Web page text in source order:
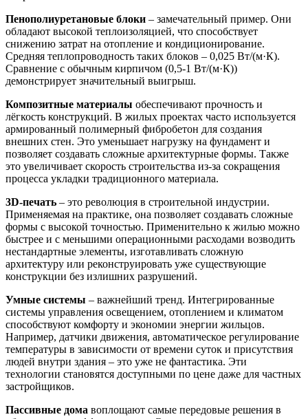
Пенополиуретановые блоки – замечательный пример. Они
обладают высокой теплоизоляцией, что способствует
снижению затрат на отопление и кондиционирование.
Средняя теплопроводность таких блоков – 0,025 Вт/(м·К).
Сравнение с обычным кирпичом (0,5-1 Вт/(м·К))
демонстрирует значительный выигрыш.
Композитные материалы обеспечивают прочность и
лёгкость конструкций. В жилых проектах часто используется
армированный полимерный фибробетон для создания
внешних стен. Это уменьшает нагрузку на фундамент и
позволяет создавать сложные архитектурные формы. Также
это увеличивает скорость строительства из-за сокращения
процесса укладки традиционного материала.
3D-печать – это революция в строительной индустрии.
Применяемая на практике, она позволяет создавать сложные
формы с высокой точностью. Применительно к жилью можно
быстрее и с меньшими операционными расходами возводить
нестандартные элементы, изготавливать сложную
архитектуру или реконструировать уже существующие
конструкции без излишних разрушений.
Умные системы – важнейший тренд. Интегрированные
системы управления освещением, отоплением и климатом
способствуют комфорту и экономии энергии жильцов.
Например, датчики движения, автоматическое регулирование
температуры в зависимости от времени суток и присутствия
людей внутри здания – это уже не фантастика. Эти
технологии становятся доступными по цене даже для частных
застройщиков.
Пассивные дома воплощают самые передовые решения в